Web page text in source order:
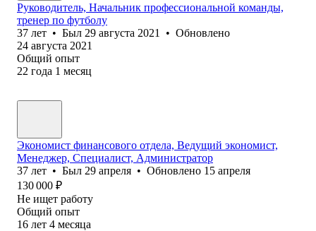
Руководитель, Начальник профессиональной команды,
тренер по футболу
37 лет • Был 29 августа 2021 • Обновлено
24 августа 2021
Общий опыт
22 года 1 месяц
Экономист финансового отдела, Ведущий экономист,
Менеджер, Специалист, Администратор
37 лет • Был 29 апреля • Обновлено 15 апреля
130 000 ₽
Не ищет работу
Общий опыт
16 лет 4 месяца